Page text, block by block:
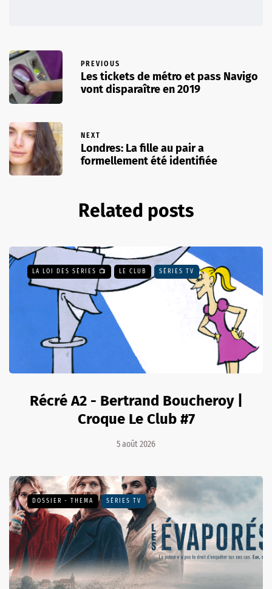
PREVIOUS
Les tickets de métro et pass Navigo
vont disparaître en 2019
NEXT
Londres: La fille au pair a
formellement été identifiée
Related posts
LA LOI DES SÉRIES 📺 LE CLUB SÉRIES TV
Récré A2 - Bertrand Boucheroy |
Croque Le Club #7
5 août 2026
DOSSIER - THEMA SÉRIES TV